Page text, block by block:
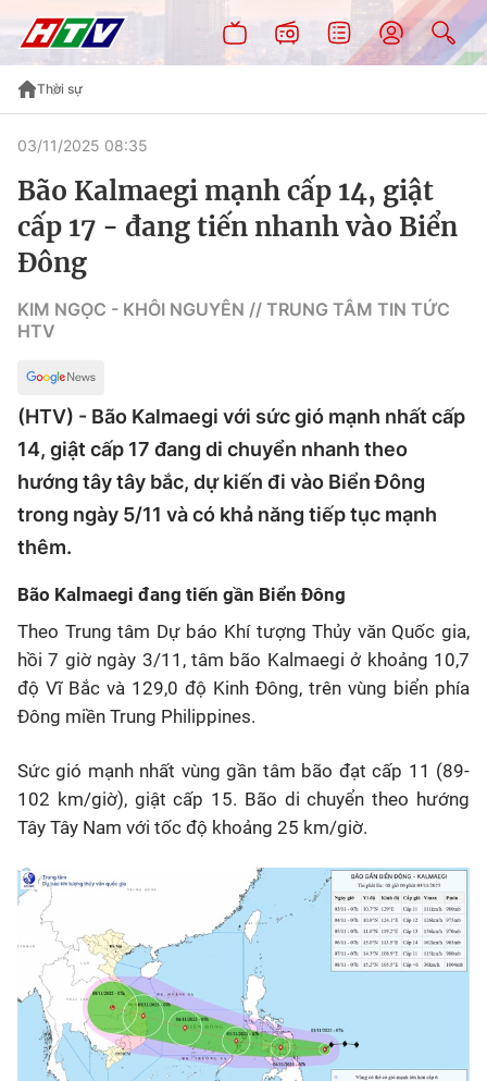
Thời sự
03/11/2025 08:35
Bão Kalmaegi mạnh cấp 14, giật
cấp 17 - đang tiến nhanh vào Biển
Đông
KIM NGỌC - KHÔI NGUYÊN // TRUNG TÂM TIN TỨC
HTV
(HTV) - Bão Kalmaegi với sức gió mạnh nhất cấp
14, giật cấp 17 đang di chuyển nhanh theo
hướng tây tây bắc, dự kiến đi vào Biển Đông
trong ngày 5/11 và có khả năng tiếp tục mạnh
thêm.
Bão Kalmaegi đang tiến gần Biển Đông
Theo Trung tâm Dự báo Khí tượng Thủy văn Quốc gia,
hồi 7 giờ ngày 3/11, tâm bão Kalmaegi ở khoảng 10,7
độ Vĩ Bắc và 129,0 độ Kinh Đông, trên vùng biển phía
Đông miền Trung Philippines.
Sức gió mạnh nhất vùng gần tâm bão đạt cấp 11 (89-
102 km/giờ), giật cấp 15. Bão di chuyển theo hướng
Tây Tây Nam với tốc độ khoảng 25 km/giờ.